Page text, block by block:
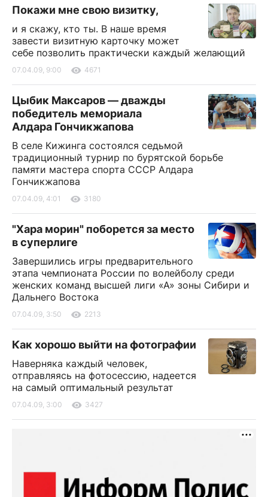
Покажи мне свою визитку,
и я скажу, кто ты. В наше время
завести визитную карточку может
себе позволить практически каждый желающий
07.04.09, 9:00 4671
Цыбик Максаров — дважды
победитель мемориала
Алдара Гончикжапова
В селе Кижинга состоялся седьмой
традиционный турнир по бурятской борьбе
памяти мастера спорта СССР Алдара
Гончикжапова
07.04.09, 4:01 3180
"Хара морин" поборется за место
в суперлиге
Завершились игры предварительного
этапа чемпионата России по волейболу среди
женских команд высшей лиги «А» зоны Сибири и
Дальнего Востока
07.04.09, 3:50 2213
Как хорошо выйти на фотографии
Наверняка каждый человек,
отправляясь на фотосессию, надеется
на самый оптимальный результат
07.04.09, 3:00 3427